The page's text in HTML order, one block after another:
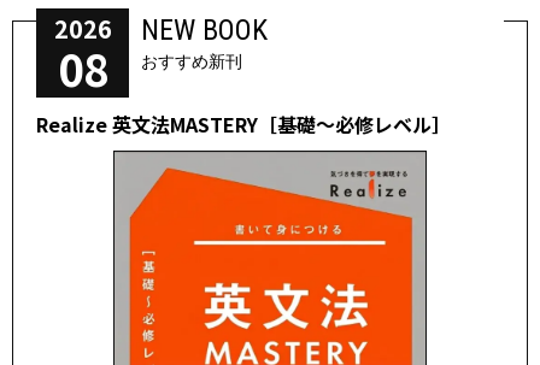
2026
08
NEW BOOK
おすすめ新刊
Realize 英文法MASTERY［基礎～必修レベル］